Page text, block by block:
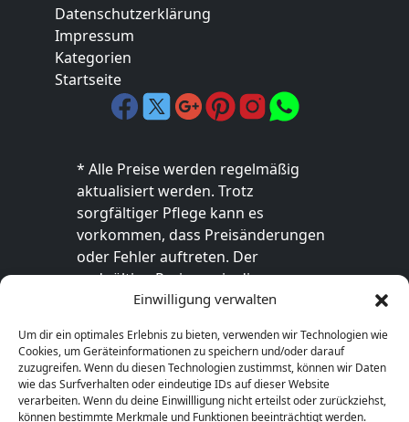
Einwilligung verwalten
Um dir ein optimales Erlebnis zu bieten, verwenden wir Technologien wie
Cookies, um Geräteinformationen zu speichern und/oder darauf
zuzugreifen. Wenn du diesen Technologien zustimmst, können wir Daten
wie das Surfverhalten oder eindeutige IDs auf dieser Website
verarbeiten. Wenn du deine Einwillligung nicht erteilst oder zurückziehst,
können bestimmte Merkmale und Funktionen beeinträchtigt werden.
Datenschutzerklärung
Impressum
Kategorien
Startseite
* Alle Preise werden regelmäßig
aktualisiert werden. Trotz
sorgfältiger Pflege kann es
vorkommen, dass Preisänderungen
oder Fehler auftreten. Der
endgültige Preis sowie die
Verfügbarkeit des Produkts sind
Shop des Anbieters verbindlich. Bitte
überprüfe den Preis vor dem Kauf
direkt beim Händler.